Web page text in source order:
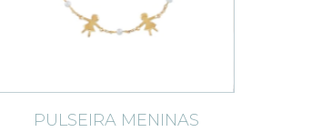
PULSEIRA MENINAS